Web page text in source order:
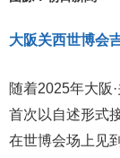
大阪关西世博会
随着2025年大阪
首次以自述形式
在世博会场上见